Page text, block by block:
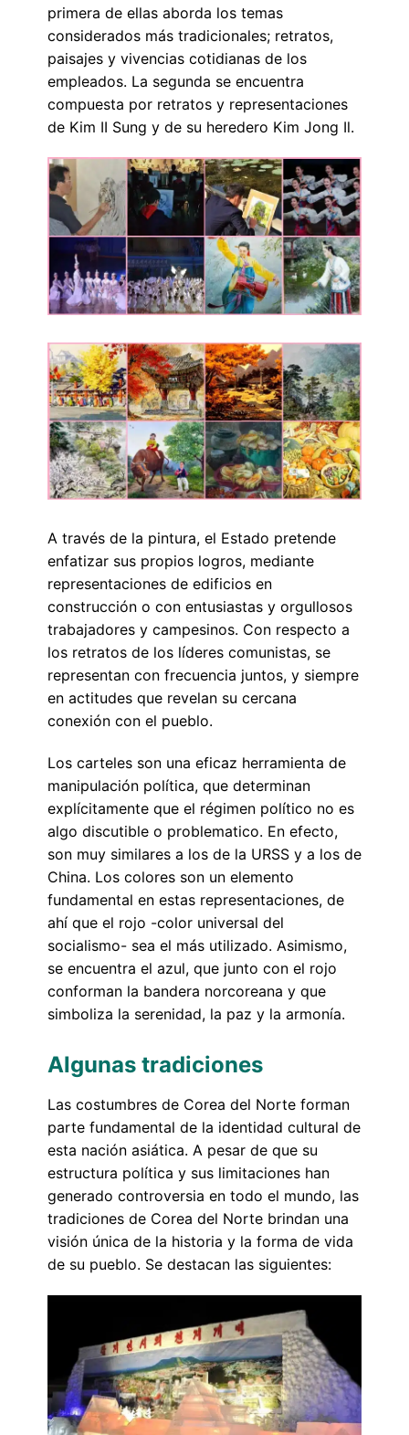
primera de ellas aborda los temas
considerados más tradicionales; retratos,
paisajes y vivencias cotidianas de los
empleados. La segunda se encuentra
compuesta por retratos y representaciones
de Kim II Sung y de su heredero Kim Jong Il.
A través de la pintura, el Estado pretende
enfatizar sus propios logros, mediante
representaciones de edificios en
construcción o con entusiastas y orgullosos
trabajadores y campesinos. Con respecto a
los retratos de los líderes comunistas, se
representan con frecuencia juntos, y siempre
en actitudes que revelan su cercana
conexión con el pueblo.
Los carteles son una eficaz herramienta de
manipulación política, que determinan
explícitamente que el régimen político no es
algo discutible o problematico. En efecto,
son muy similares a los de la URSS y a los de
China. Los colores son un elemento
fundamental en estas representaciones, de
ahí que el rojo -color universal del
socialismo- sea el más utilizado. Asimismo,
se encuentra el azul, que junto con el rojo
conforman la bandera norcoreana y que
simboliza la serenidad, la paz y la armonía.
Algunas tradiciones
Las costumbres de Corea del Norte forman
parte fundamental de la identidad cultural de
esta nación asiática. A pesar de que su
estructura política y sus limitaciones han
generado controversia en todo el mundo, las
tradiciones de Corea del Norte brindan una
visión única de la historia y la forma de vida
de su pueblo. Se destacan las siguientes: